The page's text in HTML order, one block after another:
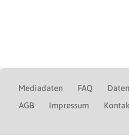
Mediadaten FAQ
AGB
Impressum